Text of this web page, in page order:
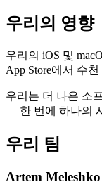
우리의 영향
우리의 iOS 및
App Store에서 수
우리는 더 나은 소
— 한 번에 하나의
우리 팀
Artem Meleshko